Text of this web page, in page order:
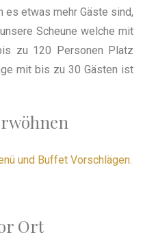
es etwas mehr Gäste sind,
Scheune welche mit
zu 120 Personen Platz
mit bis zu 30 Gästen ist
und Buffet Vorschlägen.
Ort